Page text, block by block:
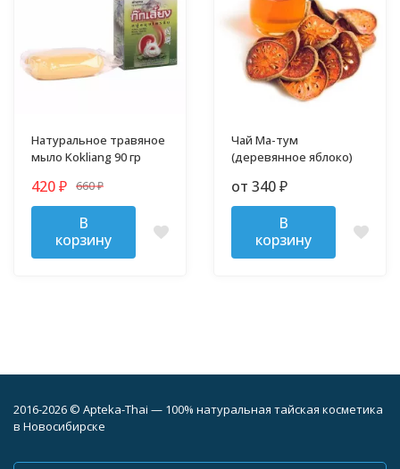
Натуральное травяное
мыло Kokliang 90 гр
420 ₽ 660₽
В
корзину
Чай Ма-тум
(деревянное яблоко)
от 340 ₽
В
корзину
2016-2026 © Apteka-Thai — 100% натуральная тайская косметика
в Новосибирске